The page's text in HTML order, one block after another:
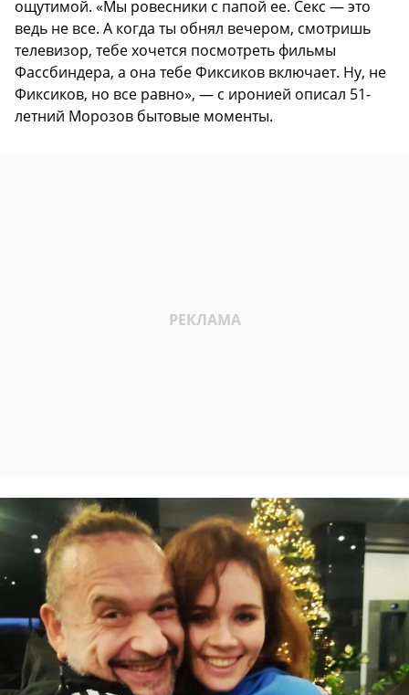
ощутимой. «Мы ровесники с папой ее. Секс — это
ведь не все. А когда ты обнял вечером, смотришь
телевизор, тебе хочется посмотреть фильмы
Фассбиндера, а она тебе Фиксиков включает. Ну, не
Фиксиков, но все равно», — с иронией описал 51-
летний Морозов бытовые моменты.